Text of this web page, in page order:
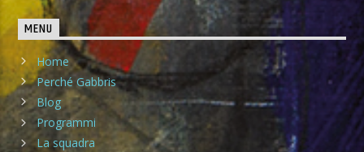
MENU
Home
Perché Gabbris
Blog
Programmi
La squadra